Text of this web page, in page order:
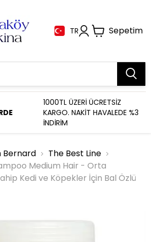
TR Sepetim
1000TL ÜZERİ ÜCRETSİZ
KARGO. NAKİT HAVALEDE %3
İNDİRİM
Bernard
The Best Line
Medium Hair - Orta
Kedi ve Köpekler İçin Bal Özlü